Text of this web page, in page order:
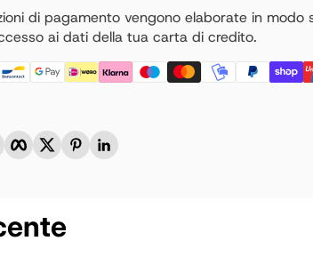
di pagamento vengono elaborate in modo
ai dati della tua carta di credito.
Copia linkFacebook
TwitterPinterestLinkedIn